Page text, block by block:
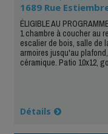
1689 Rue
ÉLIGIBLE AU
1 chambre à coucher au
escalier de bois, salle de
armoires jusqu'au
céramique. Patio 10x12,
Détails